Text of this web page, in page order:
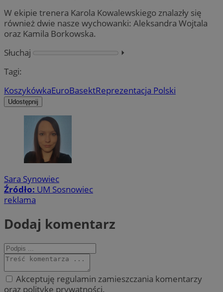
W ekipie trenera Karola Kowalewskiego znalazły się
również dwie nasze wychowanki: Aleksandra Wojtala
oraz Kamila Borkowska.
Słuchaj
⏵︎
Tagi:
KoszykówkaEuroBasektReprezentacja Polski
Udostępnij
Sara Synowiec
Źródło: UM Sosnowiec
reklama
Dodaj komentarz
Akceptuję regulamin zamieszczania komentarzy
oraz politykę prywatności.